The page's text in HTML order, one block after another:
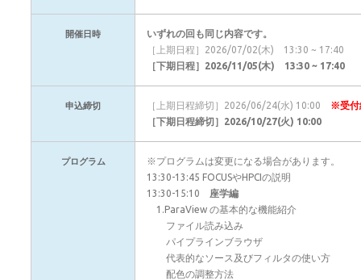
開催日時
いずれの回も同じ内容です。
［上期日程］2026/07/02(木) 13:30 ~ 17:40
［下期日程］2026/11/05(木) 13:30 ~ 17:40
申込締切 ［上期日程締切］2026/06/24(水) 10:00 ※受付
［下期日程締切］2026/10/27(火) 10:00
プログラム
※プログラムは変更になる場合があります。
13:30-13:45 FOCUSやHPCIの説明
13:30-15:10 座学編
1.ParaView の基本的な機能紹介
ファイル読み込み
パイプラインブラウザ
代表的なソース及びフィルタの使い方
配色の調整方法